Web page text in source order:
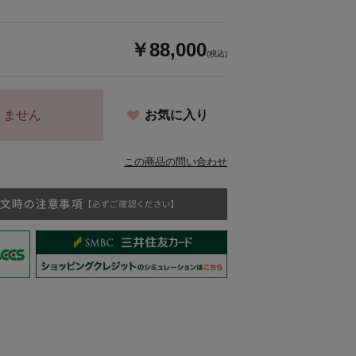
￥88,000(税込)
せん お気に入り
この商品の問い合わせ